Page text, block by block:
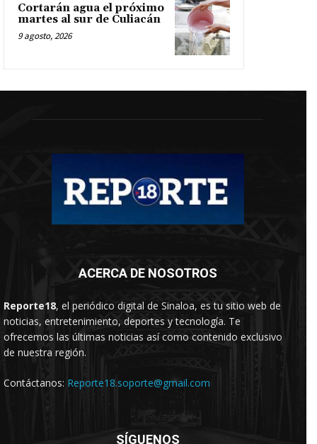
Cortarán agua el próximo
martes al sur de Culiacán
9 agosto, 2026
ACERCA DE NOSOTROS
Reporte18, el periódico digital de Sinaloa, es tu sitio web de
noticias, entretenimiento, deportes y tecnología. Te
ofrecemos las últimas noticias así como contenido exclusivo
de nuestra región.
Contáctanos: Reporte18.soporte@gmail.com
SÍGUENOS